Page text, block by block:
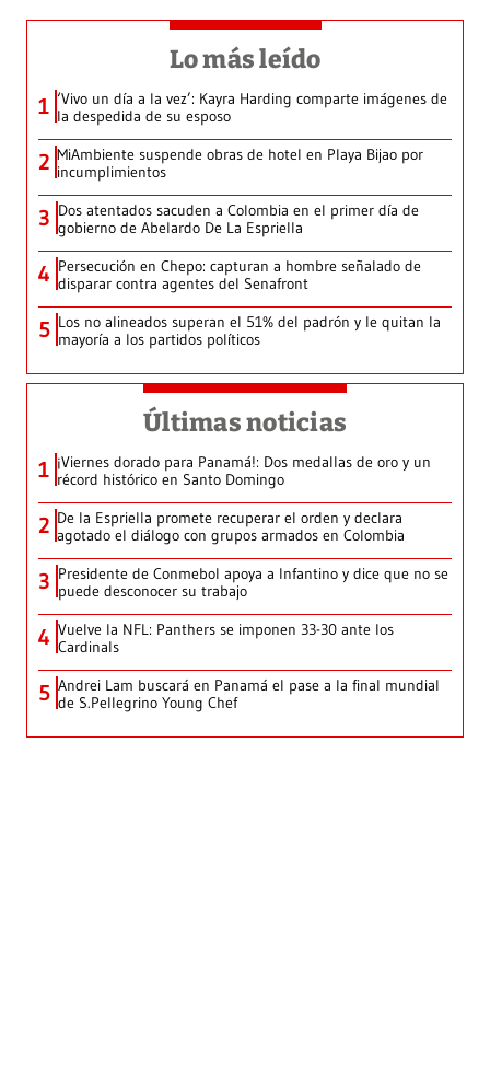
Lo más leído
1 ‘Vivo un día a la vez’: Kayra Harding comparte imágenes de
la despedida de su esposo
2 MiAmbiente suspende obras de hotel en Playa Bijao por
incumplimientos
3 Dos atentados sacuden a Colombia en el primer día de
gobierno de Abelardo De La Espriella
4 Persecución en Chepo: capturan a hombre señalado de
disparar contra agentes del Senafront
5 Los no alineados superan el 51% del padrón y le quitan la
mayoría a los partidos políticos
Últimas noticias
1 ¡Viernes dorado para Panamá!: Dos medallas de oro y un
récord histórico en Santo Domingo
2 De la Espriella promete recuperar el orden y declara
agotado el diálogo con grupos armados en Colombia
3 Presidente de Conmebol apoya a Infantino y dice que no se
puede desconocer su trabajo
4 Vuelve la NFL: Panthers se imponen 33-30 ante los
Cardinals
5 Andrei Lam buscará en Panamá el pase a la final mundial
de S.Pellegrino Young Chef